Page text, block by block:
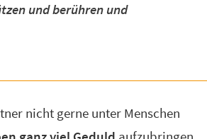
und berühren und
nicht gerne unter Menschen